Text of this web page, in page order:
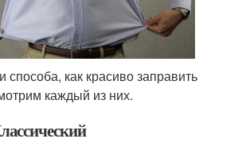
способа, как красиво заправить
каждый из них.